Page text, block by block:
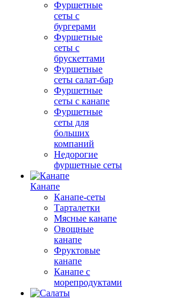
Фуршетные
сеты с
бургерами
Фуршетные
сеты с
брускеттами
Фуршетные
сеты салат-бар
Фуршетные
сеты с канапе
Фуршетные
сеты для
больших
компаний
Недорогие
фуршетные сеты
Канапе
Канапе-сеты
Тарталетки
Мясные канапе
Овощные
канапе
Фруктовые
канапе
Канапе с
морепродуктами